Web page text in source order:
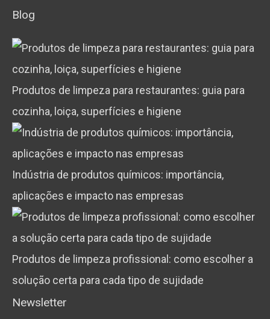
Blog
Produtos de limpeza para restaurantes: guia para
cozinha, loiça, superfícies e higiene
Indústria de produtos químicos: importância,
aplicações e impacto nas empresas
Produtos de limpeza profissional: como escolher a
solução certa para cada tipo de sujidade
Newsletter